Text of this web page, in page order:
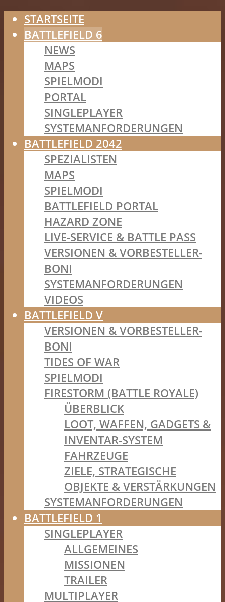
STARTSEITE
BATTLEFIELD 6
NEWS
MAPS
SPIELMODI
PORTAL
SINGLEPLAYER
SYSTEMANFORDERUNGEN
BATTLEFIELD 2042
SPEZIALISTEN
MAPS
SPIELMODI
BATTLEFIELD PORTAL
HAZARD ZONE
LIVE-SERVICE & BATTLE PASS
VERSIONEN & VORBESTELLER-
BONI
SYSTEMANFORDERUNGEN
VIDEOS
BATTLEFIELD V
VERSIONEN & VORBESTELLER-
BONI
TIDES OF WAR
SPIELMODI
FIRESTORM (BATTLE ROYALE)
ÜBERBLICK
LOOT, WAFFEN, GADGETS &
INVENTAR-SYSTEM
FAHRZEUGE
ZIELE, STRATEGISCHE
OBJEKTE & VERSTÄRKUNGEN
SYSTEMANFORDERUNGEN
BATTLEFIELD 1
SINGLEPLAYER
ALLGEMEINES
MISSIONEN
TRAILER
MULTIPLAYER